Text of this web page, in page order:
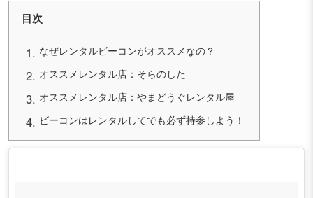
目次
なぜレンタルビーコンがオススメなの？
オススメレンタル店：そらのした
オススメレンタル店：やまどうぐレンタル屋
ビーコンはレンタルしてでも必ず持参しよう！